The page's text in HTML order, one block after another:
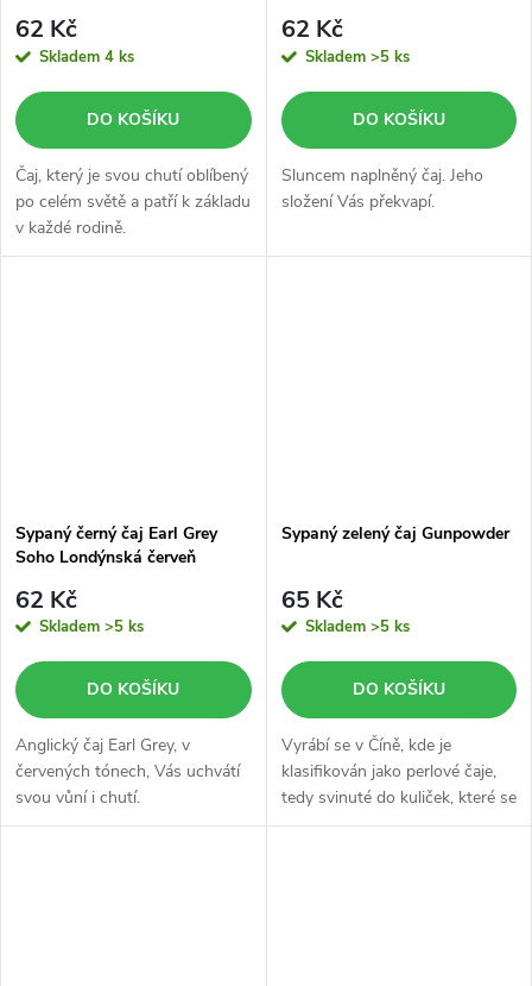
62 Kč
Skladem 4 ks
DO KOŠÍKU
Čaj, který je svou chutí oblíbený
po celém světě a patří k základu
v každé rodině.
62 Kč
Skladem >5 ks
DO KOŠÍKU
Sluncem naplněný čaj. Jeho
složení Vás překvapí.
Sypaný černý čaj Earl Grey
Soho Londýnská červeň
62 Kč
Skladem >5 ks
DO KOŠÍKU
Anglický čaj Earl Grey, v
červených tónech, Vás uchvátí
svou vůní i chutí.
Sypaný zelený čaj Gunpowder
65 Kč
Skladem >5 ks
DO KOŠÍKU
Vyrábí se v Číně, kde je
klasifikován jako perlové čaje,
tedy svinuté do kuliček, které se
rozvinou až během vaření.